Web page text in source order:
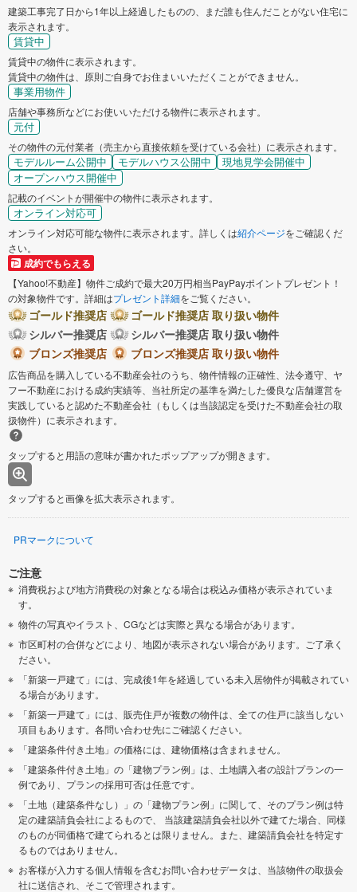
建築工事完了日から1年以上経過したものの、まだ誰も住んだことがない住宅に
表示されます。
賃貸中
賃貸中の物件に表示されます。
賃貸中の物件は、原則ご自身でお住まいいただくことができません。
事業用物件
店舗や事務所などにお使いいただける物件に表示されます。
元付
その物件の元付業者（売主から直接依頼を受けている会社）に表示されます。
モデルルーム公開中 モデルハウス公開中
現地見学会開催中
オープンハウス開催中
記載のイベントが開催中の物件に表示されます。
オンライン対応可
オンライン対応可能な物件に表示されます。詳しくは紹介ページをご確認くだ
さい。
成約でもらえる
【Yahoo!不動産】物件ご成約で最大20万円相当PayPayポイントプレゼント！
の対象物件です。詳細はプレゼント詳細をご覧ください。
ゴールド推奨店
ゴールド推奨店 取り扱い物件
シルバー推奨店
シルバー推奨店 取り扱い物件
ブロンズ推奨店
ブロンズ推奨店 取り扱い物件
広告商品を購入している不動産会社のうち、物件情報の正確性、法令遵守、ヤ
フー不動産における成約実績等、当社所定の基準を満たした優良な店舗運営を
実践していると認めた不動産会社（もしくは当該認定を受けた不動産会社の取
扱物件）に表示されます。
タップすると用語の意味が書かれたポップアップが開きます。
タップすると画像を拡大表示されます。
PRマークについて
ご注意
消費税および地方消費税の対象となる場合は税込み価格が表示されていま
す。
物件の写真やイラスト、CGなどは実際と異なる場合があります。
市区町村の合併などにより、地図が表示されない場合があります。ご了承く
ださい。
「新築一戸建て」には、完成後1年を経過している未入居物件が掲載されてい
る場合があります。
「新築一戸建て」には、販売住戸が複数の物件は、全ての住戸に該当しない
項目もあります。各問い合わせ先にご確認ください。
「建築条件付き土地」の価格には、建物価格は含まれません。
「建築条件付き土地」の「建物プラン例」は、土地購入者の設計プランの一
例であり、プランの採用可否は任意です。
「土地（建築条件なし）」の「建物プラン例」に関して、そのプラン例は特
定の建築請負会社によるもので、 当該建築請負会社以外で建てた場合、同様
のものが同価格で建てられるとは限りません。また、建築請負会社を特定す
るものではありません。
お客様が入力する個人情報を含むお問い合わせデータは、当該物件の取扱会
社に送信され、そこで管理されます。